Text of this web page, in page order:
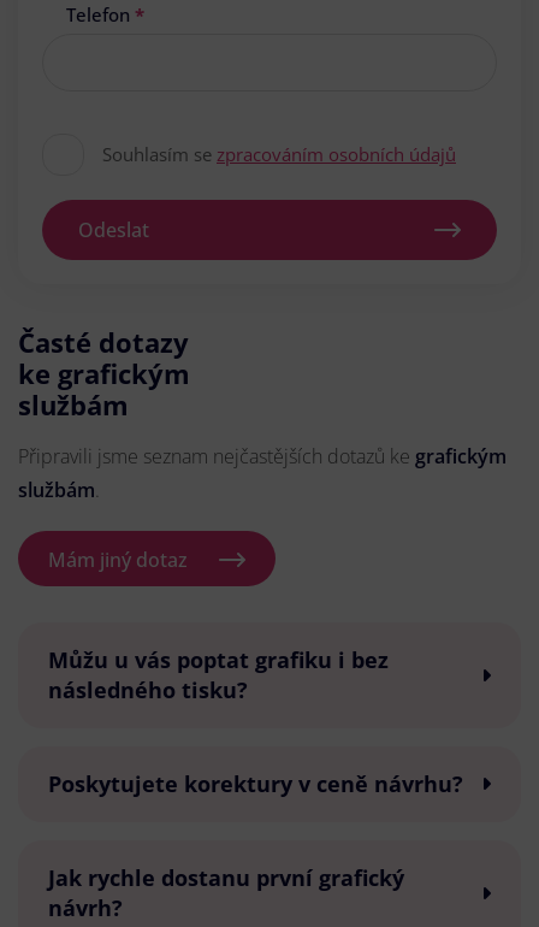
Telefon *
Souhlasím se zpracováním osobních údajů
Odeslat
Časté dotazy
ke grafickým
službám
Připravili jsme seznam nejčastějších dotazů ke grafickým
službám.
Mám jiný dotaz
Můžu u vás poptat grafiku i bez
následného tisku?
Poskytujete korektury v ceně návrhu?
Jak rychle dostanu první grafický
návrh?